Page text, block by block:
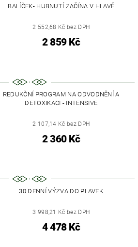
BALÍČEK- HUBNUTÍ ZAČÍNA V HLAVĚ
2 552,68 Kč bez DPH
2 859 Kč
REDUKČNÍ PROGRAM NA ODVODNĚNÍ A
DETOXIKACI - INTENSIVE
2 107,14 Kč bez DPH
2 360 Kč
30 DENNÍ VÝZVA DO PLAVEK
3 998,21 Kč bez DPH
4 478 Kč